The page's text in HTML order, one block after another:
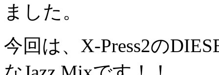
ました。
今回は、X-Press2の